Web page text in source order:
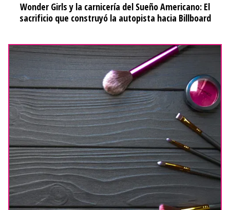
Wonder Girls y la carnicería del Sueño Americano: El
sacrificio que construyó la autopista hacia Billboard